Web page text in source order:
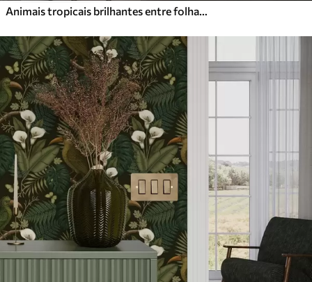
Animais tropicais brilhantes entre folhagem num fundo escuro